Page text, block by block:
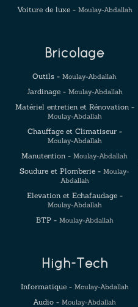
Voiture de luxe - Moulay-Abdallah
Bricolage
Outils - Moulay-Abdallah
Jardinage - Moulay-Abdallah
Matériel entretien et Rénovation -
Moulay-Abdallah
Chauffage et Climatiseur -
Moulay-Abdallah
Manutention - Moulay-Abdallah
Soudure et Plomberie - Moulay-
Abdallah
Elevation et Echafaudage -
Moulay-Abdallah
BTP - Moulay-Abdallah
High-Tech
Informatique - Moulay-Abdallah
Audio - Moulay-Abdallah